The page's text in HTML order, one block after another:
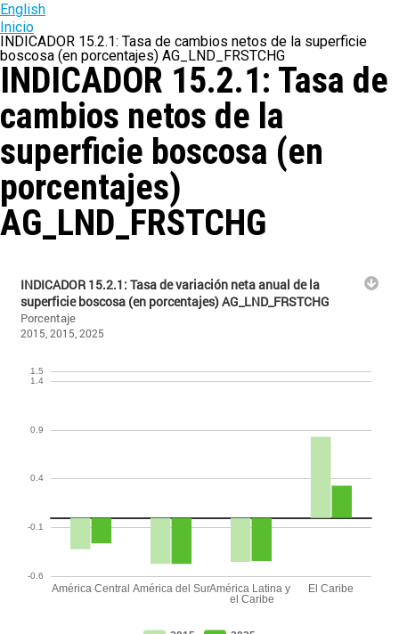
English
Ruta
de
navegación
Inicio
INDICADOR 15.2.1: Tasa de cambios netos de la superficie
boscosa (en porcentajes) AG_LND_FRSTCHG
INDICADOR 15.2.1: Tasa de
cambios netos de la
superficie boscosa (en
porcentajes)
AG_LND_FRSTCHG